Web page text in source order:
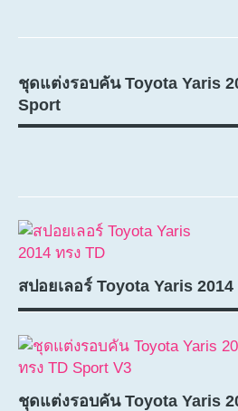
ชุดแต่งรอบคัน Toyota Yaris
Sport
สปอยเลอร์ Toyota Yaris 2014
ชุดแต่งรอบคัน Toyota Yaris